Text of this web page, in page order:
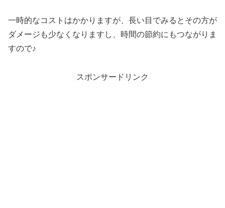
一時的なコストはかかりますが、長い目でみるとその方が
ダメージも少なくなりますし、時間の節約にもつながりま
すので♪
スポンサードリンク